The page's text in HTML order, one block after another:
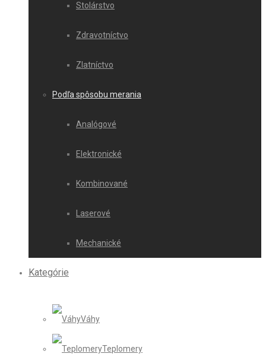
Stolárstvo
Zdravotníctvo
Zlatníctvo
Podľa spôsobu merania
Analógové
Elektronické
Kombinované
Laserové
Mechanické
Kategórie
Váhy
Teplomery